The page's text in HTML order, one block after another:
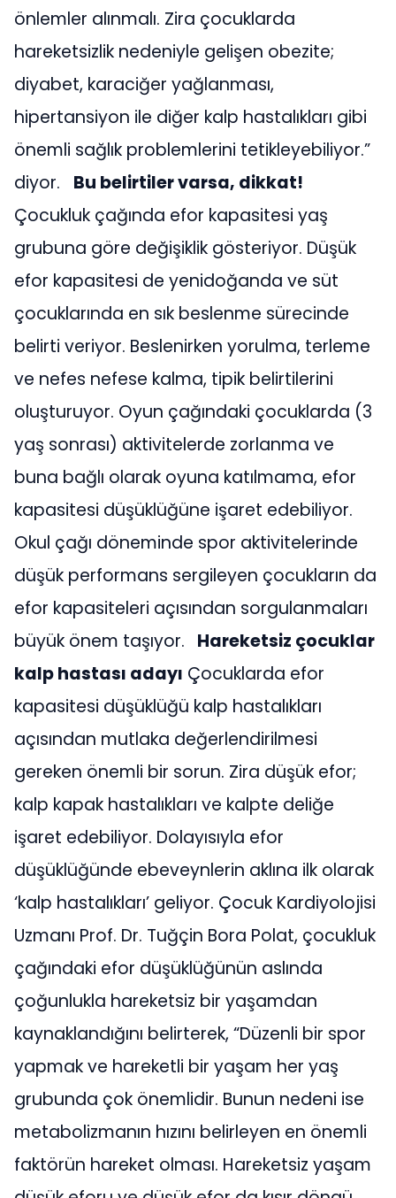
önlemler alınmalı. Zira çocuklarda
hareketsizlik nedeniyle gelişen obezite;
diyabet, karaciğer yağlanması,
hipertansiyon ile diğer kalp hastalıkları gibi
önemli sağlık problemlerini tetikleyebiliyor.”
diyor. Bu belirtiler varsa, dikkat!
Çocukluk çağında efor kapasitesi yaş
grubuna göre değişiklik gösteriyor. Düşük
efor kapasitesi de yenidoğanda ve süt
çocuklarında en sık beslenme sürecinde
belirti veriyor. Beslenirken yorulma, terleme
ve nefes nefese kalma, tipik belirtilerini
oluşturuyor. Oyun çağındaki çocuklarda (3
yaş sonrası) aktivitelerde zorlanma ve
buna bağlı olarak oyuna katılmama, efor
kapasitesi düşüklüğüne işaret edebiliyor.
Okul çağı döneminde spor aktivitelerinde
düşük performans sergileyen çocukların da
efor kapasiteleri açısından sorgulanmaları
büyük önem taşıyor. Hareketsiz çocuklar
kalp hastası adayı Çocuklarda efor
kapasitesi düşüklüğü kalp hastalıkları
açısından mutlaka değerlendirilmesi
gereken önemli bir sorun. Zira düşük efor;
kalp kapak hastalıkları ve kalpte deliğe
işaret edebiliyor. Dolayısıyla efor
düşüklüğünde ebeveynlerin aklına ilk olarak
‘kalp hastalıkları’ geliyor. Çocuk Kardiyolojisi
Uzmanı Prof. Dr. Tuğçin Bora Polat, çocukluk
çağındaki efor düşüklüğünün aslında
çoğunlukla hareketsiz bir yaşamdan
kaynaklandığını belirterek, “Düzenli bir spor
yapmak ve hareketli bir yaşam her yaş
grubunda çok önemlidir. Bunun nedeni ise
metabolizmanın hızını belirleyen en önemli
faktörün hareket olması. Hareketsiz yaşam